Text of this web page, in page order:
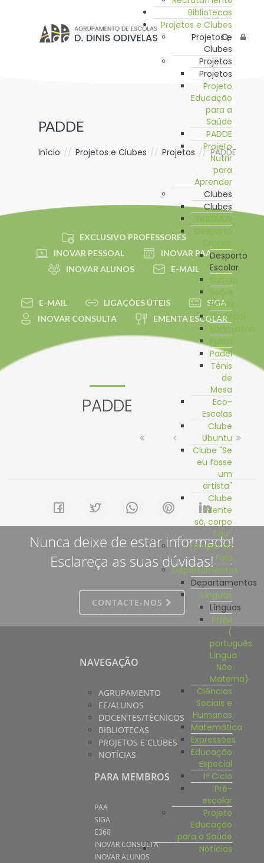
Bibliotecas
Projetos e Clubes
Projetos e
Clubes
Projetos
Projetos
Projeto
Educação
para a
Saúde
PADDE
Projeto
Nutrir
para
Aprender
Clubes
Clubes
ERASMUS
Desporto
Escolar
Desporto
Escolar
Boccia
Sobre
Rodas
Corfebol
Badminton
Futsal
Padel
Ténis
de
Mesa
Eco-
Escolas
Clube
Ubuntu
Clube "Se
eu fosse
um
artista"
Clube
"Mente
sã, corpo
feliz"
Terapia da
Fala
Departamentos
Departamentos
Línguas
Línguas
PLNM
(
português
Língua
Não
Materna)
Ciências
Sociais e
Humanas
Matemática
Expressões
Educação
Especial
1º Ciclo
Pré-
escolar
Projeto
Educação
para a Saúde
Notícias
PADDE
Início // Projetos e Clubes // Projetos //PADDE
EXCLUSIVO PROFESSORES
INOVAR PESSOAL
INOVAR PAA
INOVAR ALUNOS
E-MAIL
E-MAIL LIGAÇÕES ÚTEIS
SIGA
INOVAR CONSULTA
EMENTA ESCOLAR
PADDE
Nunca deixe de estar informado!
Esclareça as suas dúvidas!
CONTACTE-NOS
NAVEGAÇÃO
AGRUPAMENTO
EE/ALUNOS
DOCENTES/TÉCNICOS
BIBLIOTECAS
PROJETOS E CLUBES
NOTÍCIAS
PARA MEMBROS
PAA
SIGA
E360
INOVAR CONSULTA
INOVAR ALUNOS